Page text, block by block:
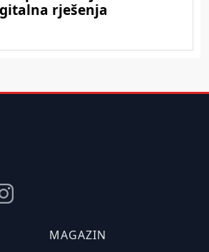
MAGAZIN